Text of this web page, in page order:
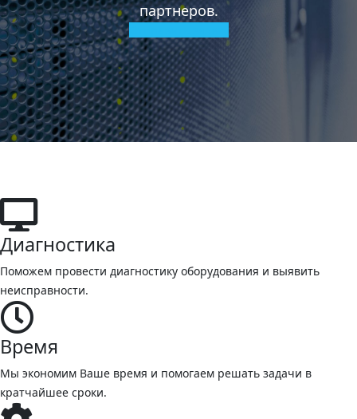
партнеров.
Отправить заявку
Диагностика
Поможем провести диагностику оборудования и выявить
неисправности.
Время
Мы экономим Ваше время и помогаем решать задачи в
кратчайшее сроки.